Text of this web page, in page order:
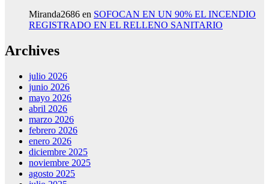
Miranda2686 en SOFOCAN EN UN 90% EL INCENDIO
REGISTRADO EN EL RELLENO SANITARIO
Archives
julio 2026
junio 2026
mayo 2026
abril 2026
marzo 2026
febrero 2026
enero 2026
diciembre 2025
noviembre 2025
agosto 2025